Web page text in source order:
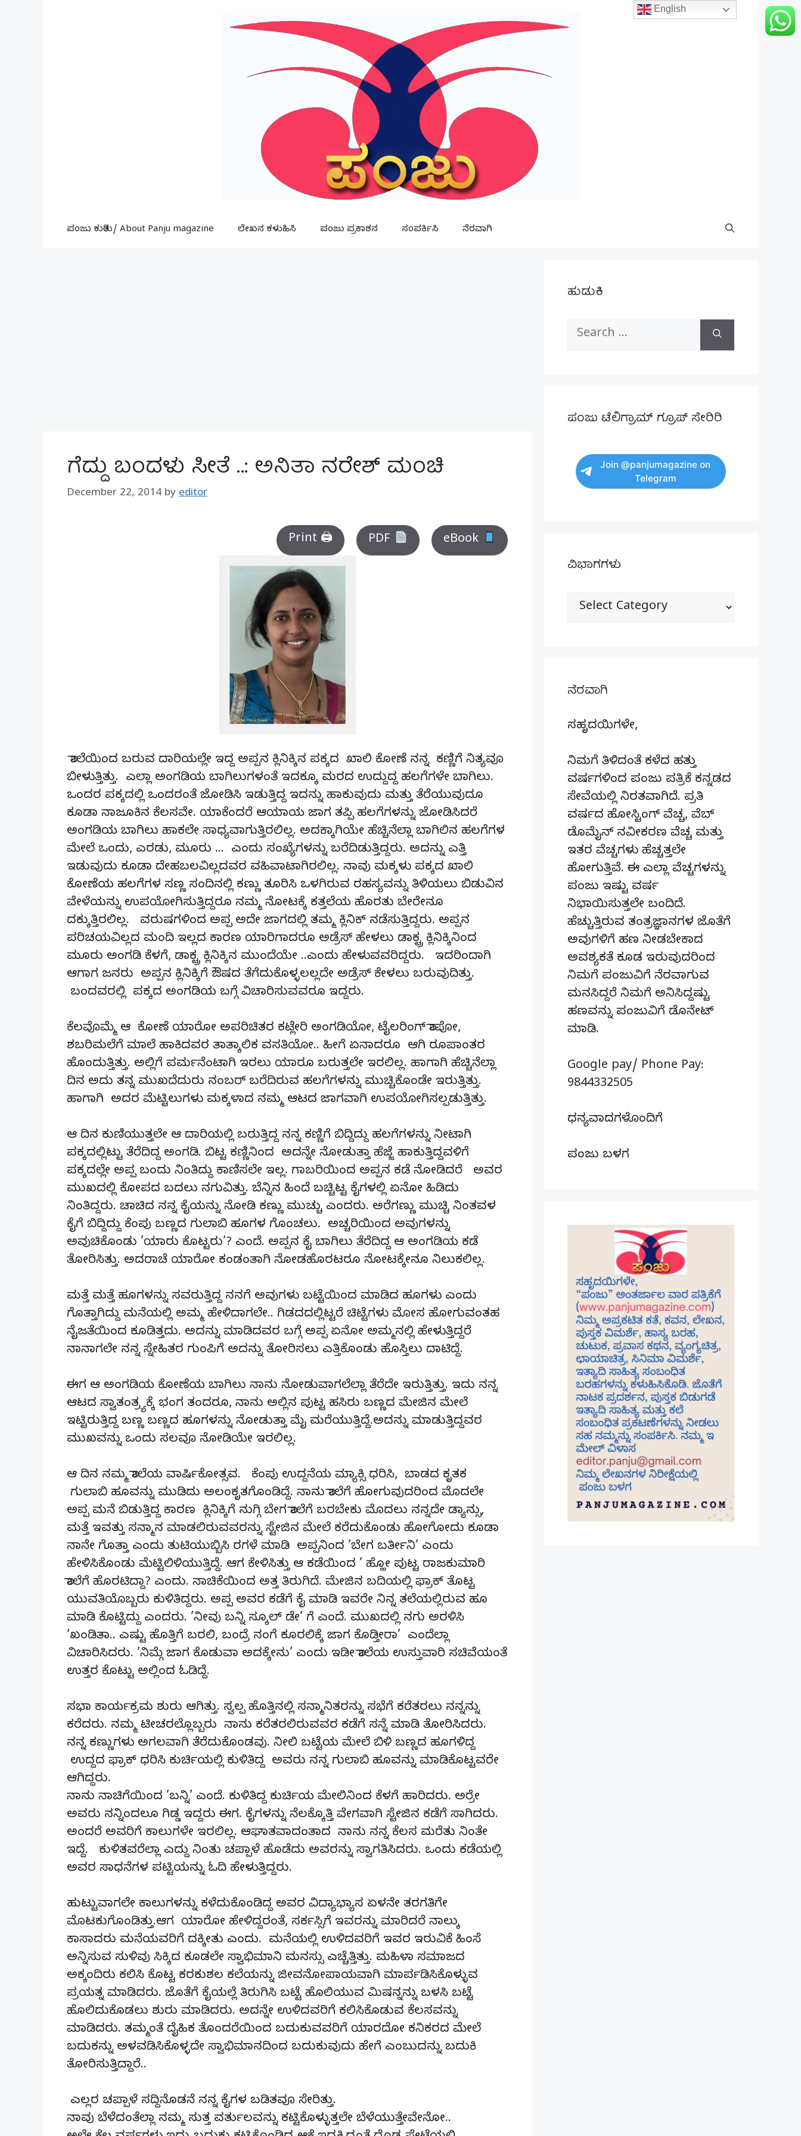
ಪಂಜು ಕುರಿತು/ About Panju magazine ಲೇಖನ ಕಳುಹಿಸಿ ಪಂಜು ಪ್ರಕಾಶನ ಸಂಪರ್ಕಿಸಿ ನೆರವಾಗಿ
ಗೆದ್ದು ಬಂದಳು ಸೀತೆ ..: ಅನಿತಾ ನರೇಶ್ ಮಂಚಿ
December 22, 2014 by editor
Print 🖨 PDF eBook
ಶಾಲೆಯಿಂದ ಬರುವ ದಾರಿಯಲ್ಲೇ ಇದ್ದ ಅಪ್ಪನ ಕ್ಲಿನಿಕ್ಕಿನ ಪಕ್ಕದ ಖಾಲಿ ಕೋಣೆ ನನ್ನ ಕಣ್ಣಿಗೆ ನಿತ್ಯವೂ
ಬೀಳುತ್ತಿತ್ತು. ಎಲ್ಲಾ ಅಂಗಡಿಯ ಬಾಗಿಲುಗಳಂತೆ ಇದಕ್ಕೂ ಮರದ ಉದ್ದುದ್ದ ಹಲಗೆಗಳೇ ಬಾಗಿಲು.
ಒಂದರ ಪಕ್ಕದಲ್ಲಿ ಒಂದರಂತೆ ಜೋಡಿಸಿ ಇಡುತ್ತಿದ್ದ ಇದನ್ನು ಹಾಕುವುದು ಮತ್ತು ತೆರೆಯುವುದೂ
ಕೂಡಾ ನಾಜೂಕಿನ ಕೆಲಸವೇ. ಯಾಕೆಂದರೆ ಆಯಾಯ ಜಾಗ ತಪ್ಪಿ ಹಲಗೆಗಳನ್ನು ಜೋಡಿಸಿದರೆ
ಅಂಗಡಿಯ ಬಾಗಿಲು ಹಾಕಲೇ ಸಾಧ್ಯವಾಗುತ್ತಿರಲಿಲ್ಲ. ಅದಕ್ಕಾಗಿಯೇ ಹೆಚ್ಚಿನೆಲ್ಲಾ ಬಾಗಿಲಿನ ಹಲಗೆಗಳ
ಮೇಲೆ ಒಂದು, ಎರಡು, ಮೂರು … ಎಂದು ಸಂಖ್ಯೆಗಳನ್ನು ಬರೆದಿಡುತ್ತಿದ್ದರು. ಅದನ್ನು ಎತ್ತಿ
ಇಡುವುದು ಕೂಡಾ ದೇಹಬಲವಿಲ್ಲದವರ ವಹಿವಾಟಾಗಿರಲಿಲ್ಲ. ನಾವು ಮಕ್ಕಳು ಪಕ್ಕದ ಖಾಲಿ
ಕೋಣೆಯ ಹಲಗೆಗಳ ಸಣ್ಣ ಸಂದಿನಲ್ಲಿ ಕಣ್ಣು ತೂರಿಸಿ ಒಳಗಿರುವ ರಹಸ್ಯವನ್ನು ತಿಳಿಯಲು ಬಿಡುವಿನ
ವೇಳೆಯನ್ನು ಉಪಯೋಗಿಸುತ್ತಿದ್ದರೂ ನಮ್ಮ ನೋಟಕ್ಕೆ ಕತ್ತಲೆಯ ಹೊರತು ಬೇರೇನೂ
ದಕ್ಕುತ್ತಿರಲಿಲ್ಲ. ವರುಷಗಳಿಂದ ಅಪ್ಪ ಅದೇ ಜಾಗದಲ್ಲಿ ತಮ್ಮ ಕ್ಲಿನಿಕ್ ನಡೆಸುತ್ತಿದ್ದರು. ಅಪ್ಪನ
ಪರಿಚಯವಿಲ್ಲದ ಮಂದಿ ಇಲ್ಲದ ಕಾರಣ ಯಾರಿಗಾದರೂ ಅಡ್ರೆಸ್ ಹೇಳಲು ಡಾಕ್ಟ್ರ ಕ್ಲಿನಿಕ್ಕಿನಿಂದ
ಮೂರು ಅಂಗಡಿ ಕೆಳಗೆ, ಡಾಕ್ಟ್ರ ಕ್ಲಿನಿಕ್ಕಿನ ಮುಂದೆಯೇ ..ಎಂದು ಹೇಳುವವರಿದ್ದರು. ಇದರಿಂದಾಗಿ
ಆಗಾಗ ಜನರು ಅಪ್ಪನ ಕ್ಲಿನಿಕ್ಕಿಗೆ ಔಷದ ತೆಗೆದುಕೊಳ್ಳಲಲ್ಲದೇ ಅಡ್ರೆಸ್ ಕೇಳಲು ಬರುವುದಿತ್ತು.
ಬಂದವರಲ್ಲಿ ಪಕ್ಕದ ಅಂಗಡಿಯ ಬಗ್ಗೆ ವಿಚಾರಿಸುವವರೂ ಇದ್ದರು.
ಕೆಲವೊಮ್ಮೆ ಆ ಕೋಣೆ ಯಾರೋ ಅಪರಿಚಿತರ ಕಟ್ಲೇರಿ ಅಂಗಡಿಯೋ, ಟೈಲರಿಂಗ್ ಶಾಪೋ,
ಶಬರಿಮಲೆಗೆ ಮಾಲೆ ಹಾಕಿದವರ ತಾತ್ಕಾಲಿಕ ವಸತಿಯೋ.. ಹೀಗೆ ಏನಾದರೂ ಆಗಿ ರೂಪಾಂತರ
ಹೊಂದುತ್ತಿತ್ತು. ಅಲ್ಲಿಗೆ ಪರ್ಮನೆಂಟಾಗಿ ಇರಲು ಯಾರೂ ಬರುತ್ತಲೇ ಇರಲಿಲ್ಲ. ಹಾಗಾಗಿ ಹೆಚ್ಚಿನೆಲ್ಲಾ
ದಿನ ಅದು ತನ್ನ ಮುಖದೆದುರು ನಂಬರ್ ಬರೆದಿರುವ ಹಲಗೆಗಳನ್ನು ಮುಚ್ಚಿಕೊಂಡೇ ಇರುತ್ತಿತ್ತು.
ಹಾಗಾಗಿ ಅದರ ಮೆಟ್ಟಿಲುಗಳು ಮಕ್ಕಳಾದ ನಮ್ಮ ಆಟದ ಜಾಗವಾಗಿ ಉಪಯೋಗಿಸಲ್ಪಡುತ್ತಿತ್ತು.
ಆ ದಿನ ಕುಣಿಯುತ್ತಲೇ ಆ ದಾರಿಯಲ್ಲಿ ಬರುತ್ತಿದ್ದ ನನ್ನ ಕಣ್ಣಿಗೆ ಬಿದ್ದಿದ್ದು ಹಲಗೆಗಳನ್ನು ನೀಟಾಗಿ
ಪಕ್ಕದಲ್ಲಿಟ್ಟು ತೆರೆದಿದ್ದ ಅಂಗಡಿ. ಬಿಟ್ಟ ಕಣ್ಣಿನಿಂದ ಅದನ್ನೇ ನೋಡುತ್ತಾ ಹೆಜ್ಜೆ ಹಾಕುತ್ತಿದ್ದವಳಿಗೆ
ಪಕ್ಕದಲ್ಲೇ ಅಪ್ಪ ಬಂದು ನಿಂತಿದ್ದು ಕಾಣಿಸಲೇ ಇಲ್ಲ. ಗಾಬರಿಯಿಂದ ಅಪ್ಪನ ಕಡೆ ನೋಡಿದರೆ ಅವರ
ಮುಖದಲ್ಲಿ ಕೋಪದ ಬದಲು ನಗುವಿತ್ತು. ಬೆನ್ನಿನ ಹಿಂದೆ ಬಚ್ಚಿಟ್ಟ ಕೈಗಳಲ್ಲಿ ಏನೋ ಹಿಡಿದು
ನಿಂತಿದ್ದರು. ಚಾಚಿದ ನನ್ನ ಕೈಯನ್ನು ನೋಡಿ ಕಣ್ಣು ಮುಚ್ಚು ಎಂದರು. ಅರೆಗಣ್ಣು ಮುಚ್ಚಿ ನಿಂತವಳ
ಕೈಗೆ ಬಿದ್ದಿದ್ದು ಕೆಂಪು ಬಣ್ಣದ ಗುಲಾಬಿ ಹೂಗಳ ಗೊಂಚಲು. ಅಚ್ಚರಿಯಿಂದ ಅವುಗಳನ್ನು
ಅವುಚಿಕೊಂಡು ’ಯಾರು ಕೊಟ್ಟರು’? ಎಂದೆ. ಅಪ್ಪನ ಕೈ ಬಾಗಿಲು ತೆರೆದಿದ್ದ ಆ ಅಂಗಡಿಯ ಕಡೆ
ತೋರಿಸಿತ್ತು. ಅದರಾಚೆ ಯಾರೋ ಕಂಡಂತಾಗಿ ನೋಡಹೊರಟರೂ ನೋಟಕ್ಕೇನೂ ನಿಲುಕಲಿಲ್ಲ.
ಮತ್ತೆ ಮತ್ತೆ ಹೂಗಳನ್ನು ಸವರುತ್ತಿದ್ದ ನನಗೆ ಅವುಗಳು ಬಟ್ಟೆಯಿಂದ ಮಾಡಿದ ಹೂಗಳು ಎಂದು
ಗೊತ್ತಾಗಿದ್ದು ಮನೆಯಲ್ಲಿ ಅಮ್ಮ ಹೇಳಿದಾಗಲೇ.. ಗಿಡದದಲ್ಲಿಟ್ಟರೆ ಚಿಟ್ಟೆಗಳು ಮೋಸ ಹೋಗುವಂತಹ
ನೈಜತೆಯಿಂದ ಕೂಡಿತ್ತದು. ಅದನ್ನು ಮಾಡಿದವರ ಬಗ್ಗೆ ಅಪ್ಪ ಏನೋ ಅಮ್ಮನಲ್ಲಿ ಹೇಳುತ್ತಿದ್ದರೆ
ನಾನಾಗಲೇ ನನ್ನ ಸ್ನೇಹಿತರ ಗುಂಪಿಗೆ ಅದನ್ನು ತೋರಿಸಲು ಎತ್ತಿಕೊಂಡು ಹೊಸ್ತಿಲು ದಾಟಿದ್ದೆ.
ಈಗ ಆ ಅಂಗಡಿಯ ಕೋಣೆಯ ಬಾಗಿಲು ನಾನು ನೋಡುವಾಗಲೆಲ್ಲಾ ತೆರೆದೇ ಇರುತ್ತಿತ್ತು. ಇದು ನನ್ನ
ಆಟದ ಸ್ವಾತಂತ್ರ್ಯಕ್ಕೆ ಭಂಗ ತಂದರೂ, ನಾನು ಅಲ್ಲಿನ ಪುಟ್ಟ ಹಸಿರು ಬಣ್ಣದ ಮೇಜಿನ ಮೇಲೆ
ಇಟ್ಟಿರುತ್ತಿದ್ದ ಬಣ್ಣ ಬಣ್ಣದ ಹೂಗಳನ್ನು ನೋಡುತ್ತಾ ಮೈ ಮರೆಯುತ್ತಿದ್ದೆ.ಅದನ್ನು ಮಾಡುತ್ತಿದ್ದವರ
ಮುಖವನ್ನು ಒಂದು ಸಲವೂ ನೋಡಿಯೇ ಇರಲಿಲ್ಲ.
ಆ ದಿನ ನಮ್ಮ ಶಾಲೆಯ ವಾರ್ಷಿಕೋತ್ಸವ. ಕೆಂಪು ಉದ್ದನೆಯ ಮ್ಯಾಕ್ಸಿ ಧರಿಸಿ, ಬಾಡದ ಕೃತಕ
ಗುಲಾಬಿ ಹೂವನ್ನು ಮುಡಿದು ಅಲಂಕೃತಗೊಂಡಿದ್ದೆ. ನಾನು ಶಾಲೆಗೆ ಹೋಗುವುದರಿಂದ ಮೊದಲೇ
ಅಪ್ಪ ಮನೆ ಬಿಡುತ್ತಿದ್ದ ಕಾರಣ ಕ್ಲಿನಿಕ್ಕಿಗೆ ನುಗ್ಗಿ ಬೇಗ ಶಾಲೆಗೆ ಬರಬೇಕು ಮೊದಲು ನನ್ನದೇ ಡ್ಯಾನ್ಸು,
ಮತ್ತೆ ಇವತ್ತು ಸನ್ಮಾನ ಮಾಡಲಿರುವವರನ್ನು ಸ್ಟೇಜಿನ ಮೇಲೆ ಕರೆದುಕೊಂಡು ಹೋಗೋದು ಕೂಡಾ
ನಾನೇ ಗೊತ್ತಾ ಎಂದು ತುಟಿಯುಬ್ಬಿಸಿ ರಗಳೆ ಮಾಡಿ ಅಪ್ಪನಿಂದ ’ಬೇಗ ಬರ್ತೀನಿ’ ಎಂದು
ಹೇಳಿಸಿಕೊಂಡು ಮೆಟ್ಟಿಲಿಳಿಯುತ್ತಿದ್ದೆ. ಆಗ ಕೇಳಿಸಿತ್ತು ಆ ಕಡೆಯಿಂದ ’ ಹ್ಹೋ ಪುಟ್ಟ ರಾಜಕುಮಾರಿ
ಶಾಲೆಗೆ ಹೊರಟಿದ್ದಾ? ಎಂದು. ನಾಚಿಕೆಯಿಂದ ಅತ್ತ ತಿರುಗಿದೆ. ಮೇಜಿನ ಬದಿಯಲ್ಲಿ ಫ್ರಾಕ್ ತೊಟ್ಟ
ಯುವತಿಯೊಬ್ಬರು ಕುಳಿತಿದ್ದರು. ಅಪ್ಪ ಅವರ ಕಡೆಗೆ ಕೈ ಮಾಡಿ ಇವರೇ ನಿನ್ನ ತಲೆಯಲ್ಲಿರುವ ಹೂ
ಮಾಡಿ ಕೊಟ್ಟಿದ್ದು ಎಂದರು. ’ನೀವು ಬನ್ನಿ ಸ್ಕೂಲ್ ಡೇ’ ಗೆ ಎಂದೆ. ಮುಖದಲ್ಲಿ ನಗು ಅರಳಿಸಿ
’ಖಂಡಿತಾ.. ಎಷ್ಟು ಹೊತ್ತಿಗೆ ಬರಲಿ, ಬಂದ್ರೆ ನಂಗೆ ಕೂರಲಿಕ್ಕೆ ಜಾಗ ಕೊಡ್ತೀರಾ’ ಎಂದೆಲ್ಲಾ
ವಿಚಾರಿಸಿದರು. ’ನಿಮ್ಗೆ ಜಾಗ ಕೊಡುವಾ ಅದಕ್ಕೇನು’ ಎಂದು ಇಡೀ ಶಾಲೆಯ ಉಸ್ತುವಾರಿ ಸಚಿವೆಯಂತೆ
ಉತ್ತರ ಕೊಟ್ಟು ಅಲ್ಲಿಂದ ಓಡಿದ್ದೆ.
ಸಭಾ ಕಾರ್ಯಕ್ರಮ ಶುರು ಆಗಿತ್ತು. ಸ್ವಲ್ಪ ಹೊತ್ತಿನಲ್ಲಿ ಸನ್ಮಾನಿತರನ್ನು ಸಭೆಗೆ ಕರೆತರಲು ನನ್ನನ್ನು
ಕರೆದರು. ನಮ್ಮ ಟೀಚರಲ್ಲೊಬ್ಬರು ನಾನು ಕರೆತರಲಿರುವವರ ಕಡೆಗೆ ಸನ್ನೆ ಮಾಡಿ ತೋರಿಸಿದರು.
ನನ್ನ ಕಣ್ಣುಗಳು ಅಗಲವಾಗಿ ತೆರೆದುಕೊಂಡವು. ನೀಲಿ ಬಟ್ಟೆಯ ಮೇಲೆ ಬಿಳಿ ಬಣ್ಣದ ಹೂಗಳಿದ್ದ
ಉದ್ದದ ಫ್ರಾಕ್ ಧರಿಸಿ ಕುರ್ಚಿಯಲ್ಲಿ ಕುಳಿತಿದ್ದ ಅವರು ನನ್ನ ಗುಲಾಬಿ ಹೂವನ್ನು ಮಾಡಿಕೊಟ್ಟವರೇ
ಆಗಿದ್ದರು.
ನಾನು ನಾಚಿಗೆಯಿಂದ ’ಬನ್ನಿ’ ಎಂದೆ. ಕುಳಿತಿದ್ದ ಕುರ್ಚಿಯ ಮೇಲಿನಿಂದ ಕೆಳಗೆ ಹಾರಿದರು. ಅರ್ರೇ
ಅವರು ನನ್ನಿಂದಲೂ ಗಿಡ್ಡ ಇದ್ದರು ಈಗ. ಕೈಗಳನ್ನು ನೆಲಕ್ಕೊತ್ತಿ ವೇಗವಾಗಿ ಸ್ಟೇಜಿನ ಕಡೆಗೆ ಸಾಗಿದರು.
ಅಂದರೆ ಅವರಿಗೆ ಕಾಲುಗಳೇ ಇರಲಿಲ್ಲ. ಆಘಾತವಾದಂತಾದ ನಾನು ನನ್ನ ಕೆಲಸ ಮರೆತು ನಿಂತೇ
ಇದ್ದೆ. ಕುಳಿತವರೆಲ್ಲಾ ಎದ್ದು ನಿಂತು ಚಪ್ಪಾಳೆ ಹೊಡೆದು ಅವರನ್ನು ಸ್ವಾಗತಿಸಿದರು. ಒಂದು ಕಡೆಯಲ್ಲಿ
ಅವರ ಸಾಧನೆಗಳ ಪಟ್ಟಿಯನ್ನು ಓದಿ ಹೇಳುತ್ತಿದ್ದರು.
ಹುಟ್ಟುವಾಗಲೇ ಕಾಲುಗಳನ್ನು ಕಳೆದುಕೊಂಡಿದ್ದ ಅವರ ವಿದ್ಯಾಭ್ಯಾಸ ಏಳನೇ ತರಗತಿಗೇ
ಮೊಟಕುಗೊಂಡಿತ್ತು.ಆಗ ಯಾರೋ ಹೇಳಿದ್ದರಂತೆ, ಸರ್ಕಸ್ಸಿಗೆ ಇವರನ್ನು ಮಾರಿದರೆ ನಾಲ್ಕು
ಕಾಸಾದರು ಮನೆಯವರಿಗೆ ದಕ್ಕೀತು ಎಂದು. ಮನೆಯಲ್ಲಿ ಉಳಿದವರಿಗೆ ಇವರ ಇರುವಿಕೆ ಹಿಂಸೆ
ಅನ್ನಿಸುವ ಸುಳಿವು ಸಿಕ್ಕಿದ ಕೂಡಲೇ ಸ್ವಾಭಿಮಾನಿ ಮನಸ್ಸು ಎಚ್ಚೆತ್ತಿತ್ತು. ಮಹಿಳಾ ಸಮಾಜದ
ಅಕ್ಕಂದಿರು ಕಲಿಸಿ ಕೊಟ್ಟ ಕರಕುಶಲ ಕಲೆಯನ್ನು ಜೀವನೋಪಾಯವಾಗಿ ಮಾರ್ಪಡಿಸಿಕೊಳ್ಳುವ
ಪ್ರಯತ್ನ ಮಾಡಿದರು. ಜೊತೆಗೆ ಕೈಯಲ್ಲೆ ತಿರುಗಿಸಿ ಬಟ್ಟೆ ಹೊಲಿಯುವ ಮಿಷನ್ನನ್ನು ಬಳಸಿ ಬಟ್ಟೆ
ಹೊಲಿದುಕೊಡಲು ಶುರು ಮಾಡಿದರು. ಅದನ್ನೇ ಉಳಿದವರಿಗೆ ಕಲಿಸಿಕೊಡುವ ಕೆಲಸವನ್ನು
ಮಾಡಿದರು. ತಮ್ಮಂತೆ ದೈಹಿಕ ತೊಂದರೆಯಿಂದ ಬದುಕುವವರಿಗೆ ಯಾರದೋ ಕನಿಕರದ ಮೇಲೆ
ಬದುಕನ್ನು ಅಳವಡಿಸಿಕೊಳ್ಳದೇ ಸ್ವಾಭಿಮಾನದಿಂದ ಬದುಕುವುದು ಹೇಗೆ ಎಂಬುದನ್ನು ಬದುಕಿ
ತೋರಿಸುತ್ತಿದ್ದಾರೆ..
ಎಲ್ಲರ ಚಪ್ಪಾಳೆ ಸದ್ದಿನೊಡನೆ ನನ್ನ ಕೈಗಳ ಬಡಿತವೂ ಸೇರಿತ್ತು.
ನಾವು ಬೆಳೆದಂತೆಲ್ಲಾ ನಮ್ಮ ಸುತ್ತ ವರ್ತುಲವನ್ನು ಕಟ್ಟಿಕೊಳ್ಳುತ್ತಲೇ ಬೆಳೆಯುತ್ತೇವೇನೋ..
ಹುಡುಕಿ
Search
ಪಂಜು ಟೆಲಿಗ್ರಾಮ್ ಗ್ರೂಪ್ ಸೇರಿರಿ
Join @panjumagazine on
Telegram
ವಿಭಾಗಗಳು
ವಿಭಾಗಗಳು
ನೆರವಾಗಿ
ಸಹೃದಯಿಗಳೇ,
ನಿಮಗೆ ತಿಳಿದಂತೆ ಕಳೆದ ಹತ್ತು
ವರ್ಷಗಳಿಂದ ಪಂಜು ಪತ್ರಿಕೆ ಕನ್ನಡದ
ಸೇವೆಯಲ್ಲಿ ನಿರತವಾಗಿದೆ. ಪ್ರತಿ
ವರ್ಷದ ಹೋಸ್ಟಿಂಗ್‌ ವೆಚ್ಚ, ವೆಬ್‌
ಡೊಮೈನ್‌ ನವೀಕರಣ ವೆಚ್ಚ ಮತ್ತು
ಇತರ ವೆಚ್ಚಗಳು ಹೆಚ್ಚತ್ತಲೇ
ಹೋಗುತ್ತಿವೆ. ಈ ಎಲ್ಲಾ ವೆಚ್ಚಗಳನ್ನು
ಪಂಜು ಇಷ್ಟು ವರ್ಷ
ನಿಭಾಯಿಸುತ್ತಲೇ ಬಂದಿದೆ.
ಹೆಚ್ಚುತ್ತಿರುವ ತಂತ್ರಜ್ಞಾನಗಳ ಜೊತೆಗೆ
ಅವುಗಳಿಗೆ ಹಣ ನೀಡಬೇಕಾದ
ಅವಶ್ಯಕತೆ ಕೂಡ ಇರುವುದರಿಂದ
ನಿಮಗೆ ಪಂಜುವಿಗೆ ನೆರವಾಗುವ
ಮನಸಿದ್ದರೆ ನಿಮಗೆ ಅನಿಸಿದ್ದಷ್ಟು
ಹಣವನ್ನು ಪಂಜುವಿಗೆ ಡೊನೇಟ್‌
ಮಾಡಿ.
Google pay/ Phone Pay:
9844332505
ಧನ್ಯವಾದಗಳೊಂದಿಗೆ
ಪಂಜು ಬಳಗ
English